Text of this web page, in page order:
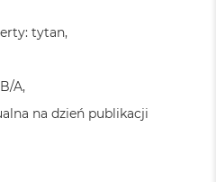
tytan,
A,
na dzień publikacji